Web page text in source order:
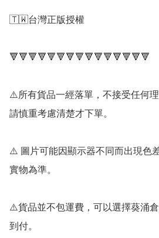
🇹🇼台灣正版授權
🔻🔻🔻🔻🔻🔻🔻🔻🔻🔻🔻🔻🔻🔻🔻
⚠️所有貨品一經落單，不接受任何
請慎重考慮清楚才下單。
⚠️ 圖片可能因顯示器不同而出現色
實物為準。
⚠️貨品並不包運費，可以選擇葵涌
到付。